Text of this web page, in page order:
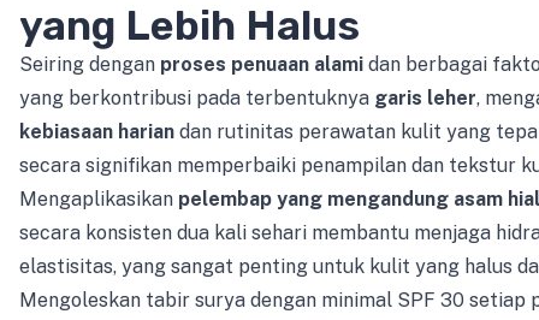
yang Lebih Halus
Seiring dengan proses penuaan alami dan berbagai
yang berkontribusi pada terbentuknya garis leher,
kebiasaan harian dan rutinitas perawatan kulit yang
secara signifikan memperbaiki penampilan dan tekstur
Mengaplikasikan pelembap yang mengandung asam
secara konsisten dua kali sehari membantu menjaga
elastisitas, yang sangat penting untuk kulit yang halus
Mengoleskan tabir surya dengan minimal SPF 30 setiap